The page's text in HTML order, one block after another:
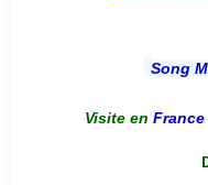
Song
Visite en France